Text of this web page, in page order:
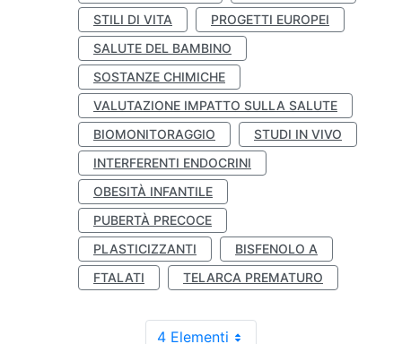
STILI DI VITA
PROGETTI EUROPEI
SALUTE DEL BAMBINO
SOSTANZE CHIMICHE
VALUTAZIONE IMPATTO SULLA SALUTE
BIOMONITORAGGIO
STUDI IN VIVO
INTERFERENTI ENDOCRINI
OBESITÀ INFANTILE
PUBERTÀ PRECOCE
PLASTICIZZANTI
BISFENOLO A
FTALATI
TELARCA PREMATURO
4 Elementi